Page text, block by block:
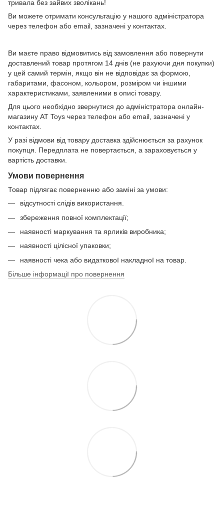
тривала без зайвих зволікань!
Ви можете отримати консультацію у нашого адміністратора
через телефон або email, зазначені у контактах.
Ви маєте право відмовитись від замовлення або повернути
доставлений товар протягом 14 днів (не рахуючи дня покупки)
у цей самий термін, якщо він не відповідає за формою,
габаритами, фасоном, кольором, розміром чи іншими
характеристиками, заявленими в описі товару.
Для цього необхідно звернутися до адміністратора онлайн-
магазину AT Toys через телефон або email, зазначені у
контактах.
У разі відмови від товару доставка здійснюється за рахунок
покупця. Передплата не повертається, а зараховується у
вартість доставки.
Умови повернення
Товар підлягає поверненню або заміні за умови:
відсутності слідів використання.
збереження повної комплектації;
наявності маркування та ярликів виробника;
наявності цілісної упаковки;
наявності чека або видаткової накладної на товар.
Більше інформації про повернення